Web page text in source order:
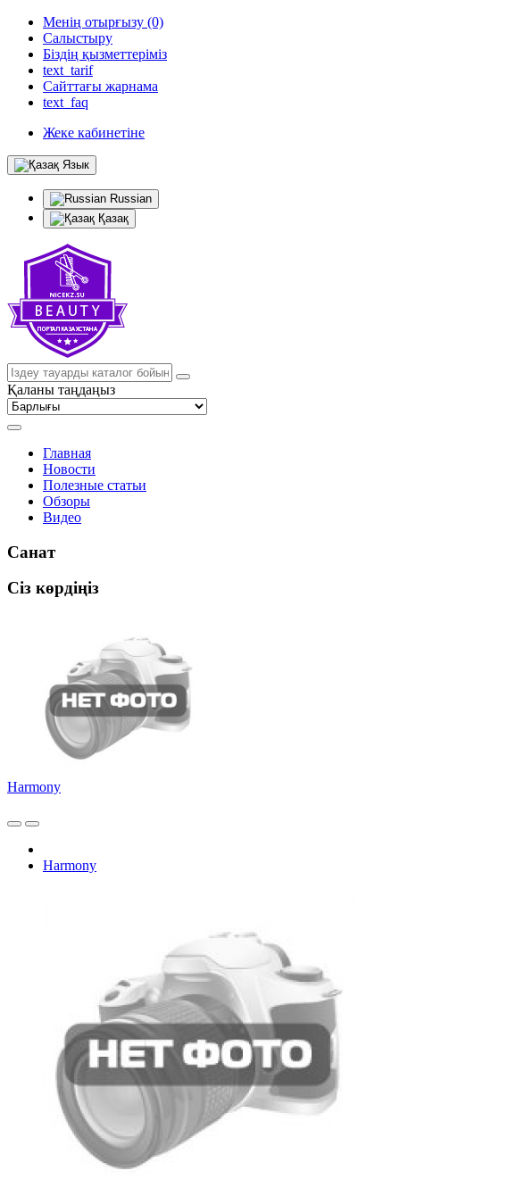
Менің отырғызу (0)
Салыстыру
Біздің қызметтеріміз
text_tarif
Сайттағы жарнама
text_faq
Жеке кабинетіне
Язык
Russian
Қазақ
Қаланы таңдаңыз
Главная
Новости
Полезные статьи
Обзоры
Видео
Санат
Сіз көрдіңіз
Harmony
Harmony